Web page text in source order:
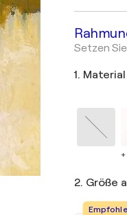
Setzen
1.
2. Größe